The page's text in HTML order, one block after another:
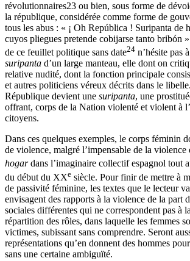
révolutionnaires23 ou bien, sous forme de
la république, considérée comme forme de
tous les abus : « ¡ Oh República ! Suripanta de
cuyos pliegues pretende cobijarse tanto bribón
de ce feuillet politique sans date24 n’hésite pas
suripanta d’un large manteau, elle dont on
relative nudité, dont la fonction principale
et autres politiciens véreux décrits dans le
République devient une suripanta, une
offrant, corps de la Nation violenté et violent à
citoyens.
Dans ces quelques exemples, le corps féminin
de violence, malgré l’impensable de la violence
hogardans l’imaginaire collectif espagnol tout
du début du XXe siècle. Pour finir de mettre à
de passivité féminine, les textes que le lecteur
envisagent des rapports à la violence de la part
sociales différentes qui ne correspondent pas à
répartition des rôles, dans laquelle les femmes
victimes, subissant sans comprendre. Seront
représentations qu’en donnent des hommes
sans une certaine ambiguïté.